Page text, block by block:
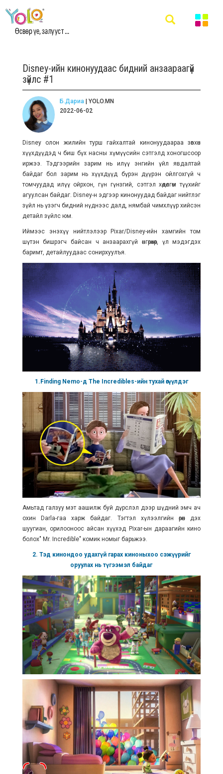
Өсвөр үе, залууст ...
Disney-ийн кинонуудаас бидний анзаараагүй
зүйлс #1
Б.Дариа| YOLO.MN
2022-06-02
Disney олон жилийн турш гайхалтай кинонуудаараа зөвхөн
хүүхдүүдэд ч биш бүх насны хүмүүсийн сэтгэлд хоногшсоор
иржээ. Тэдгээрийн зарим нь илүү энгийн үйл явдалтай
байдаг бол зарим нь хүүхдүүд бүрэн дүүрэн ойлгохгүй ч
томчуудад илүү ойрхон, гүн гүнзгий, сэтгэл хөдөлгөм түүхийг
агуулсан байдаг. Disney-н эдгээр кинонуудад байдаг нийтлэг
зүйл нь үзэгч бидний нүднээс далд, нямбай чимхлүүр хийсэн
детайл зүйлс юм.
Иймээс энэхүү нийтлэлээр Pixar/Disney-ийн хамгийн том
шүтэн бишрэгч байсан ч анзаарахгүй өнгөрөхөөр, үл мэдэгдэх
баримт, детайлуудаас сонирхуулъя.
1.Finding Nemo-д The Incredibles-ийн тухай өгүүлдэг
Амьтад галзуу мэт аашилж буй дүрслэл дээр шүдний эмч ач
охин Darla-гаа харж байдаг. Тэгтэл хүлээлгийн өрөөн дэх
шуугиан, орилооноос айсан хүүхэд Pixar-ын дараагийн кино
болох" Mr. Incredible" комик номыг барьжээ.
2. Тэд кинондоо удахгүй гарах киноныхоо сэжүүрийг
оруулах нь түгээмэл байдаг